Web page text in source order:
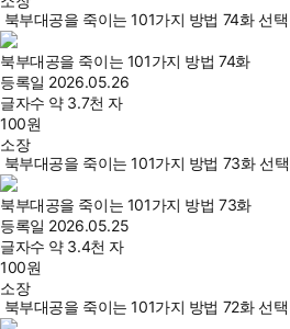
북부대공을 죽이는 101가지 방법 74화 선택
북부대공을 죽이는 101가지 방법 74화
등록일 2026.05.26
글자수 약 3.7천 자
100원
소장
북부대공을 죽이는 101가지 방법 73화 선택
북부대공을 죽이는 101가지 방법 73화
등록일 2026.05.25
글자수 약 3.4천 자
100원
소장
북부대공을 죽이는 101가지 방법 72화 선택